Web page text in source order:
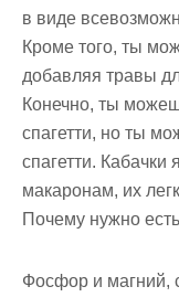
в виде
Кроме того, ты
добавляя травы
Конечно, ты
спагетти, но ты
спагетти. Кабачки
макаронам, их
Почему нужно
Фосфор и магний,